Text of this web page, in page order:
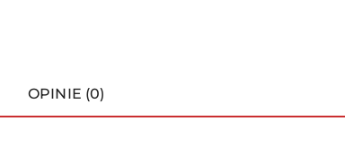
OPINIE (0)